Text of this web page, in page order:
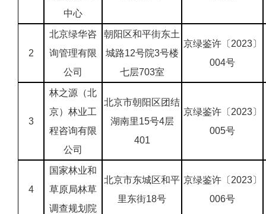
中心
2
北京绿华咨
询管理有限
公司
朝阳区和平街东土
城路12号院3号楼
七层703室
京绿鉴许〔2023〕
004号
3
林之源（北
京）林业工
程咨询有限
公司
北京市朝阳区团结
湖南里15号4层
401
京绿鉴许〔2023〕
005号
4
国家林业和
草原局林草
调查规划院
北京市东城区和平
里东街18号
京绿鉴许〔2023〕
006号